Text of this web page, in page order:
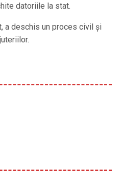
datoriile la stat.
a deschis un proces civil și